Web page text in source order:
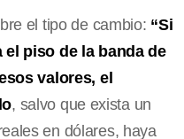
el tipo de cambio: “Si
piso de la banda de
valores, el
, salvo que exista un
en dólares, haya